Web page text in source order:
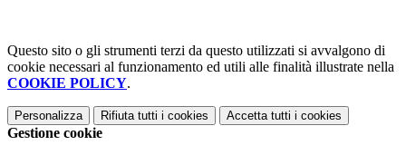
Questo sito o gli strumenti terzi da questo utilizzati si avvalgono di
cookie necessari al funzionamento ed utili alle finalità illustrate nella
COOKIE POLICY.
Personalizza Rifiuta tutti i cookies Accetta tutti i cookies
Gestione cookie